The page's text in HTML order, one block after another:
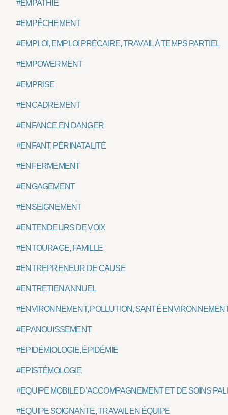
#EMPATHIE
#EMPÊCHEMENT
#EMPLOI, EMPLOI PRÉCAIRE, TRAVAIL À TEMPS PARTIEL
#EMPOWERMENT
#EMPRISE
#ENCADREMENT
#ENFANCE EN DANGER
#ENFANT, PÉRINATALITÉ
#ENFERMEMENT
#ENGAGEMENT
#ENSEIGNEMENT
#ENTENDEURS DE VOIX
#ENTOURAGE, FAMILLE
#ENTREPRENEUR DE CAUSE
#ENTRETIEN ANNUEL
#ENVIRONNEMENT, POLLUTION, SANTÉ
#EPANOUISSEMENT
#EPIDÉMIOLOGIE, ÉPIDÉMIE
#EPISTÉMOLOGIE
#EQUIPE MOBILE D’ACCOMPAGNEMENT ET DE SOINS
#EQUIPE SOIGNANTE, TRAVAIL EN ÉQUIPE